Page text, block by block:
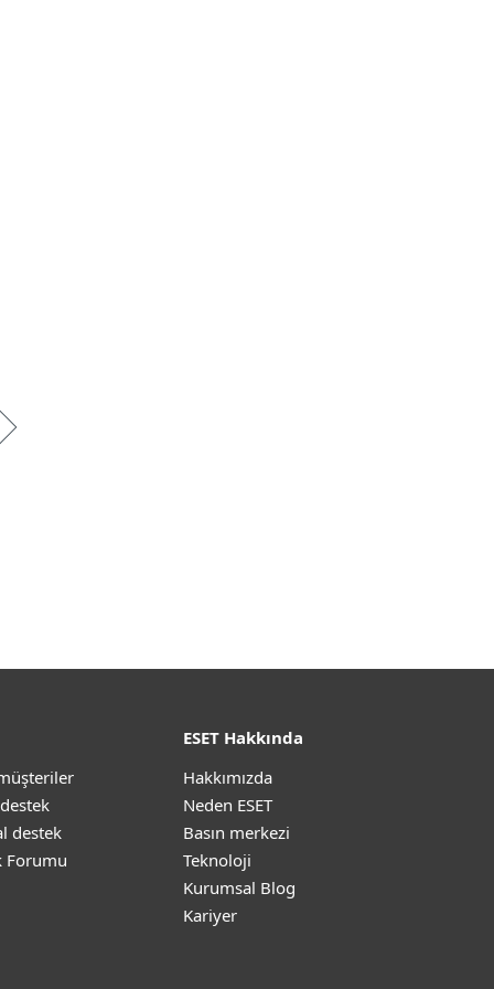
destek
Forumu
ESET Hakkında
Hakkımızda
Neden ESET
Basın merkezi
Teknoloji
Kurumsal Blog
Kariyer